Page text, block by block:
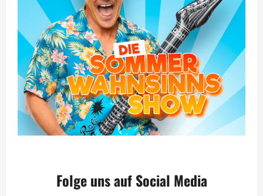
Folge uns auf Social Media